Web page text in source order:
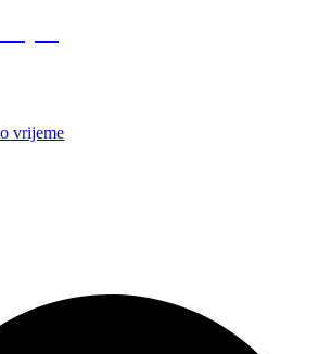
vrijeme